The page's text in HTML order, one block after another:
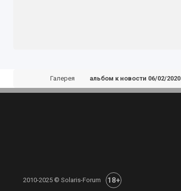
Галерея альбом к новости 06/02/2020
2010-2025 © Solaris-Forum 18+